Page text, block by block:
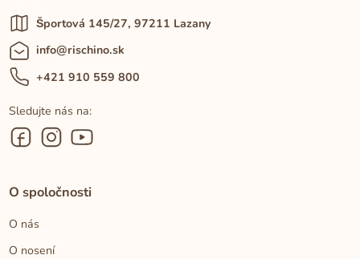
Športová 145/27, 97211 Lazany
info@rischino.sk
+421 910 559 800
Sledujte nás na:
O spoločnosti
O nás
O nosení